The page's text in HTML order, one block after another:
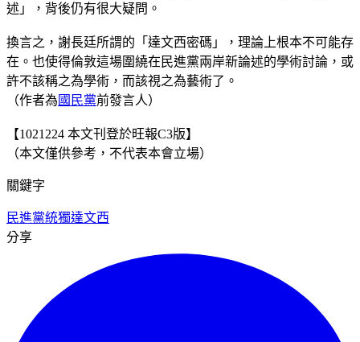
述」，背後仍有很大疑問。
換言之，謝長廷所謂的「達文西密碼」，理論上根本不可能存
在。也使得倫敦這場圍繞在民進黨兩岸新論述的學術討論，或
許不該稱之為學術，而該視之為藝術了。
（作者為 國民黨前發言人）
【1021224 本文刊登於旺報C3版】
（本文僅供參考，不代表本會立場）
關鍵字
民進黨統獨達文西
分享